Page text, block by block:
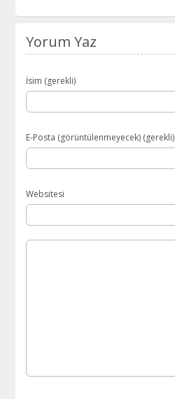
Yorum Yaz
İsim (gerekli)
E-Posta (görüntülenmeyecek) (gerekli)
Websitesi